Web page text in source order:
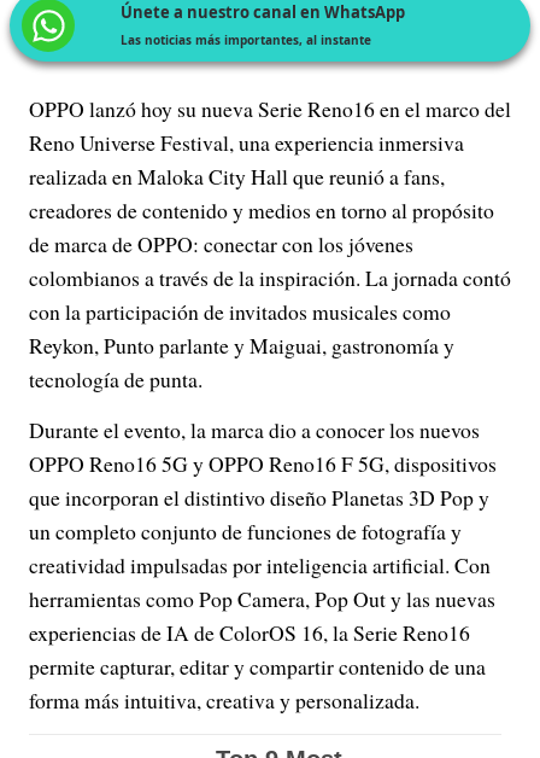
Únete a nuestro canal en WhatsApp
Las noticias más importantes, al instante
OPPO lanzó hoy su nueva Serie Reno16 en el marco del
Reno Universe Festival, una experiencia inmersiva
realizada en Maloka City Hall que reunió a fans,
creadores de contenido y medios en torno al propósito
de marca de OPPO: conectar con los jóvenes
colombianos a través de la inspiración. La jornada contó
con la participación de invitados musicales como
Reykon, Punto parlante y Maiguai, gastronomía y
tecnología de punta.
Durante el evento, la marca dio a conocer los nuevos
OPPO Reno16 5G y OPPO Reno16 F 5G, dispositivos
que incorporan el distintivo diseño Planetas 3D Pop y
un completo conjunto de funciones de fotografía y
creatividad impulsadas por inteligencia artificial. Con
herramientas como Pop Camera, Pop Out y las nuevas
experiencias de IA de ColorOS 16, la Serie Reno16
permite capturar, editar y compartir contenido de una
forma más intuitiva, creativa y personalizada.